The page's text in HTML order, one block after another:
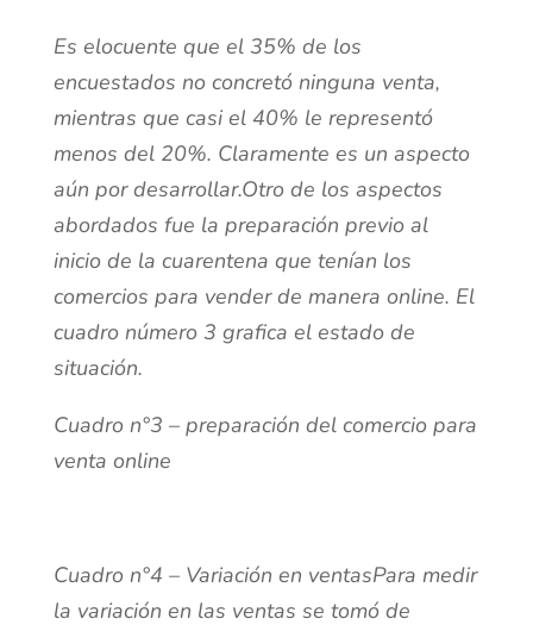
Es elocuente que el 35% de los
encuestados no concretó ninguna venta,
mientras que casi el 40% le representó
menos del 20%. Claramente es un aspecto
aún por desarrollar.Otro de los aspectos
abordados fue la preparación previo al
inicio de la cuarentena que tenían los
comercios para vender de manera online. El
cuadro número 3 grafica el estado de
situación.
Cuadro n°3 – preparación del comercio para
venta online
Cuadro n°4 – Variación en ventasPara medir
la variación en las ventas se tomó de